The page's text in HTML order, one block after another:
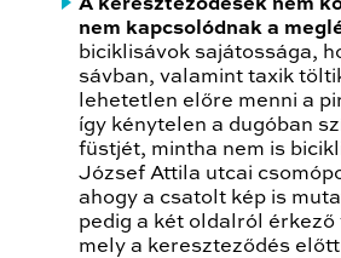
A kereszteződések nem
nem kapcsolódnak a
biciklisávok sajátossága,
sávban, valamint taxik
lehetetlen előre menni a
így kénytelen a dugóban
füstjét, mintha nem is
József Attila utcai
ahogy a csatolt kép is
pedig a két oldalról
mely a kereszteződés